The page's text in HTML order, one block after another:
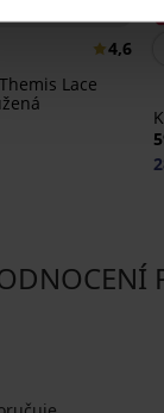
4,6
Lace